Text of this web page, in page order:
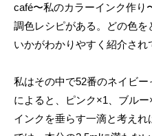
café〜私のカラーインク作り
調色レシピがある。どの色
いかがわかりやすく紹介され
私はその中で52番のネイビ
によると、ピンク×1、ブル
インクを垂らす一滴と考え